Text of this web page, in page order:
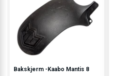
Bakskjerm -Kaabo Mantis 8